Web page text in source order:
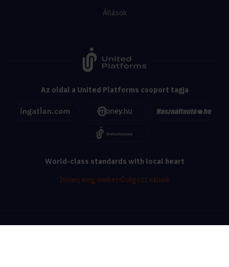
Állások
Az oldal a United Platforms csoport tagja
World-class standards with local heart
Ismerj meg minket•Dolgozz nálunk